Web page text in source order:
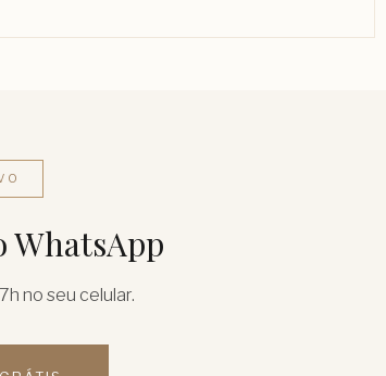
WhatsApp
no seu celular.